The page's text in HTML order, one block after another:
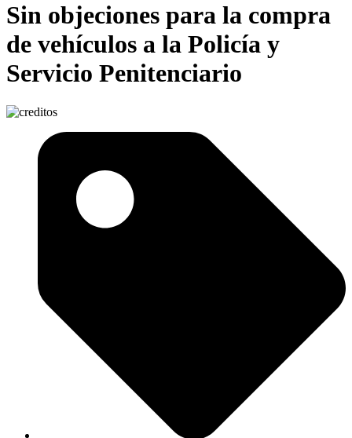
Sin objeciones para la compra
de vehículos a la Policía y
Servicio Penitenciario